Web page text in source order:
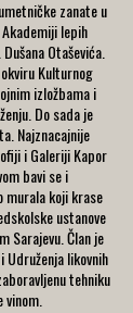
zanate u
lepih
Otaševića.
Kulturnog
izložbama i
Do sada je
Najznacajnije
i Galeriji Kapor
bavi se i
koji krase
ustanove
Sarajevu. Član je
Udruženja likovnih
tehniku
vinom.